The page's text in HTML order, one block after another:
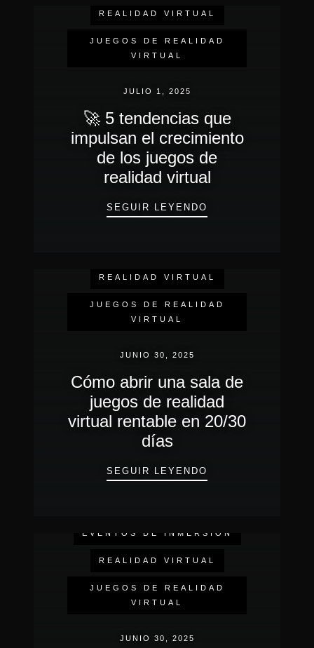
REALIDAD VIRTUAL
JUEGOS DE REALIDAD
VIRTUAL
JULIO 1, 2025
🚀 5 tendencias que
impulsan el crecimiento
de los juegos de
realidad virtual
SEGUIR LEYENDO
REALIDAD VIRTUAL
JUEGOS DE REALIDAD
VIRTUAL
JUNIO 30, 2025
Cómo abrir una sala de
juegos de realidad
virtual rentable en 20/30
días
SEGUIR LEYENDO
EVENTOS DE INMERSIÓN
REALIDAD VIRTUAL
JUEGOS DE REALIDAD
VIRTUAL
JUNIO 30, 2025